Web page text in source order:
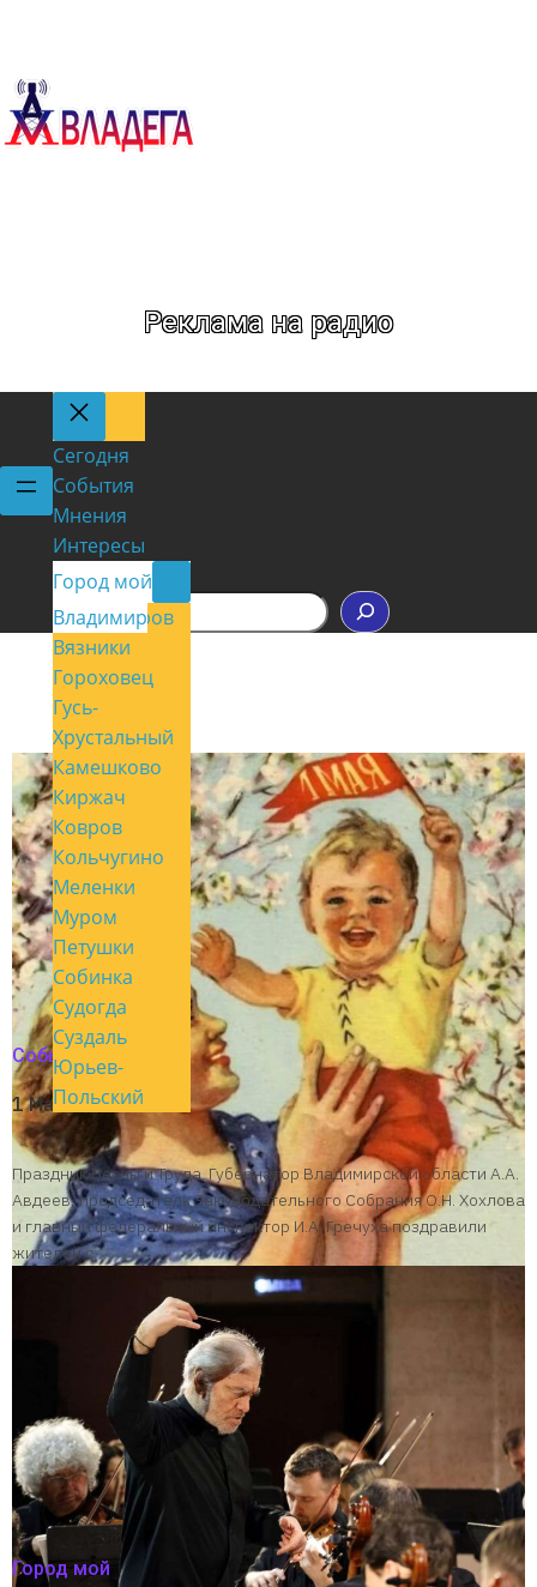
Реклама на радио
Сегодня
События
Мнения
Интересы
Город мой
Владимир
Александров
Вязники
Гороховец
Гусь-
Хрустальный
Камешково
Киржач
Ковров
Кольчугино
Меленки
Муром
Петушки
Собинка
Судогда
Суздаль
Юрьев-
Польский
Контакты
События
1 Мая!
Праздник Весны и Труда. Губернатор Владимирской области А.А.
Авдеев, председатель Законодательного Собрания О.Н. Хохлова
и главный федеральный инспектор И.А. Гречуха поздравили
жителей с…
Город мой